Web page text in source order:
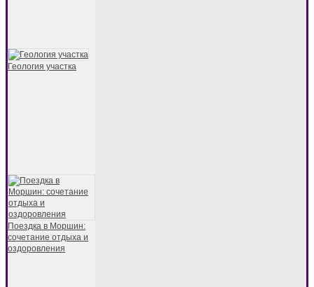
Геология участка
Поездка в Моршин:
сочетание отдыха и
оздоровления